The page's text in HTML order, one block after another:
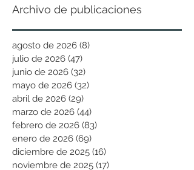
Archivo de publicaciones
agosto de 2026 (8)
julio de 2026 (47)
junio de 2026 (32)
mayo de 2026 (32)
abril de 2026 (29)
marzo de 2026 (44)
febrero de 2026 (83)
enero de 2026 (69)
diciembre de 2025 (16)
noviembre de 2025 (17)